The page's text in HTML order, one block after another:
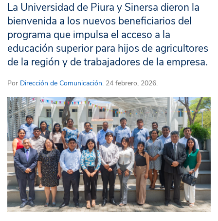
La Universidad de Piura y Sinersa dieron la
bienvenida a los nuevos beneficiarios del
programa que impulsa el acceso a la
educación superior para hijos de agricultores
de la región y de trabajadores de la empresa.
Por Dirección de Comunicación. 24 febrero, 2026.